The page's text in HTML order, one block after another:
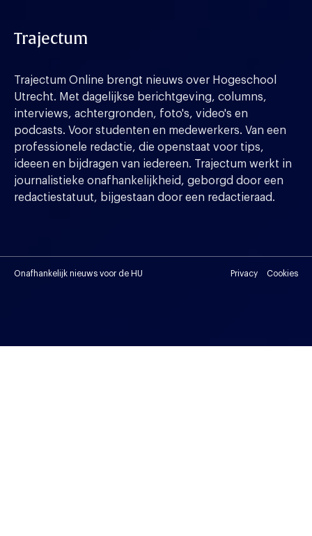
Trajectum
Trajectum Online brengt nieuws over Hogeschool
Utrecht. Met dagelijkse berichtgeving, columns,
interviews, achtergronden, foto's, video's en
podcasts. Voor studenten en medewerkers. Van een
professionele redactie, die openstaat voor tips,
ideeen en bijdragen van iedereen. Trajectum werkt in
journalistieke onafhankelijkheid, geborgd door een
redactiestatuut, bijgestaan door een redactieraad.
Onafhankelijk nieuws voor de HU Privacy Cookies